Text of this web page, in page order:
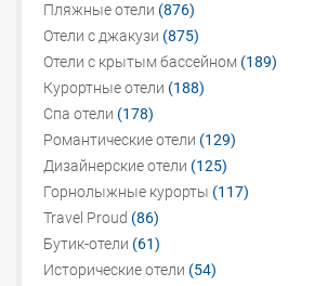
Пляжные отели (876)
Отели с джакузи (875)
Отели с крытым бассейном (189)
Курортные отели (188)
Спа отели (178)
Романтические отели (129)
Дизайнерские отели (125)
Горнолыжные курорты (117)
Travel Proud (86)
Бутик-отели (61)
Исторические отели (54)